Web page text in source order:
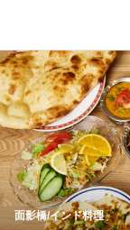
面影橋/インド料理